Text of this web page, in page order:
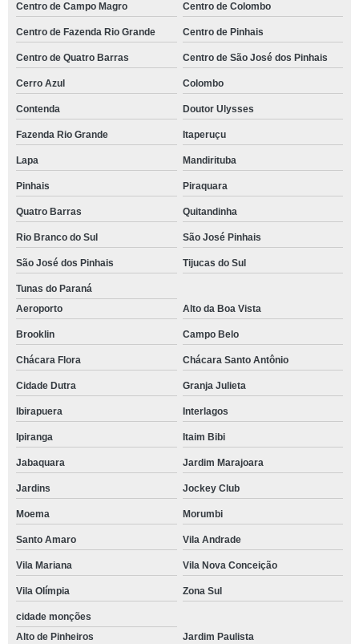
Centro de Campo Magro Centro de Colombo
Centro de Fazenda Rio Grande Centro de Pinhais
Centro de Quatro Barras Centro de São José dos Pinhais
Cerro Azul Colombo
Contenda Doutor Ulysses
Fazenda Rio Grande Itaperuçu
Lapa Mandirituba
Pinhais Piraquara
Quatro Barras Quitandinha
Rio Branco do Sul São José Pinhais
São José dos Pinhais Tijucas do Sul
Tunas do Paraná
Aeroporto
Alto da Boa Vista
Brooklin Campo Belo
Chácara Flora Chácara Santo Antônio
Cidade Dutra Granja Julieta
Ibirapuera Interlagos
Ipiranga Itaim Bibi
Jabaquara Jardim Marajoara
Jardins Jockey Club
Moema Morumbi
Santo Amaro Vila Andrade
Vila Mariana Vila Nova Conceição
Vila Olímpia Zona Sul
cidade monções
Alto de Pinheiros
Jardim Paulista